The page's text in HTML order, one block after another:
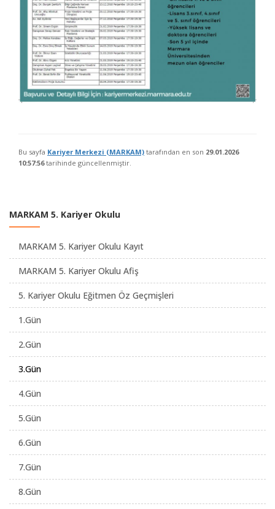
Bu sayfa Kariyer Merkezi (MARKAM) tarafından en son 29.01.2026
10:57:56tarihinde güncellenmiştir.
MARKAM 5. Kariyer Okulu
MARKAM 5. Kariyer Okulu Kayıt
MARKAM 5. Kariyer Okulu Afiş
5. Kariyer Okulu Eğitmen Öz Geçmişleri
1.Gün
2.Gün
3.Gün
4.Gün
5.Gün
6.Gün
7.Gün
8.Gün